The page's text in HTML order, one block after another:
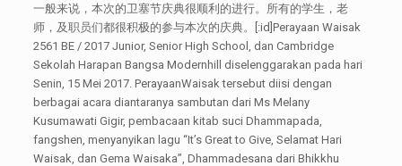
一般来说，本次的卫塞节庆典很顺利的进行。所有的学生，老
师，及职员们都很积极的参与本次的庆典。[:id]Perayaan Waisak
2561 BE / 2017 Junior, Senior High School, dan Cambridge
Sekolah Harapan Bangsa Modernhill diselenggarakan pada hari
Senin, 15 Mei 2017. PerayaanWaisak tersebut diisi dengan
berbagai acara diantaranya sambutan dari Ms Melany
Kusumawati Gigir, pembacaan kitab suci Dhammapada,
fangshen, menyanyikan lagu “It’s Great to Give, Selamat Hari
Waisak, dan Gema Waisaka”, Dhammadesana dari Bhikkhu